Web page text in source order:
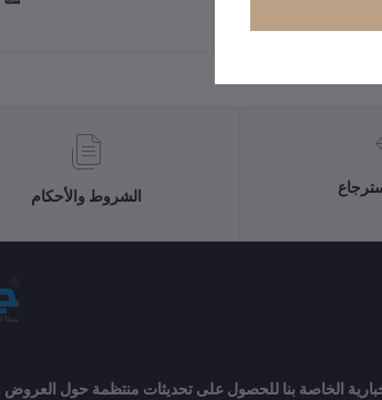
الشروط والأحكام
الخاصة بنا للحصول على تحديثات منتظمة حول العروض